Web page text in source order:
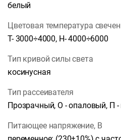
белый
Цветовая температура
Т- 3000÷4000, Н- 4000÷6000
Тип кривой силы света
косинусная
Тип рассеивателя
Прозрачный, О - опаловый, П -
Питающее напряжение, В